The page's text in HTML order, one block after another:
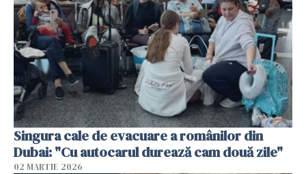
Singura cale de evacuare a românilor din
Dubai: "Cu autocarul durează cam două zile"
02 MARTIE 2026